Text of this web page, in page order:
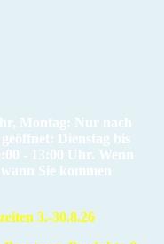
Montag: Nur nach
Dienstag bis
- 13:00 Uhr. Wenn
Sie kommen
3.-30.8.26